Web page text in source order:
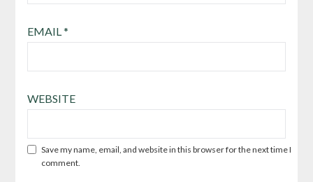
EMAIL*
WEBSITE
Save my name, email, and website in this browser for the next time I
comment.